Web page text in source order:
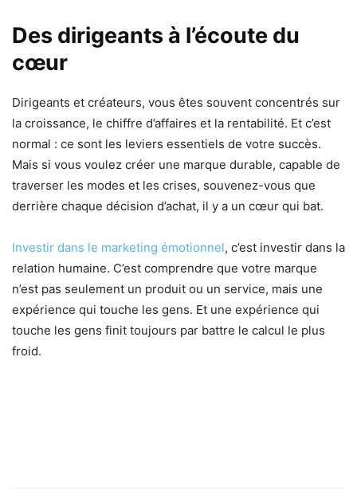
Des dirigeants à l’écoute du
cœur
Dirigeants et créateurs, vous êtes souvent concentrés sur
la croissance, le chiffre d’affaires et la rentabilité. Et c’est
normal : ce sont les leviers essentiels de votre succès.
Mais si vous voulez créer une marque durable, capable de
traverser les modes et les crises, souvenez-vous que
derrière chaque décision d’achat, il y a un cœur qui bat.
Investir dans le marketing émotionnel, c’est investir dans la
relation humaine. C’est comprendre que votre marque
n’est pas seulement un produit ou un service, mais une
expérience qui touche les gens. Et une expérience qui
touche les gens finit toujours par battre le calcul le plus
froid.